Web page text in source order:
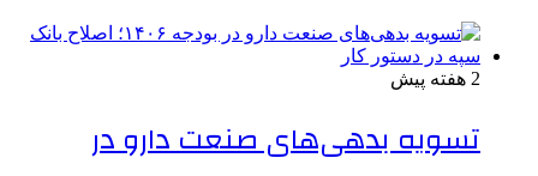
2 هفته پیش
تسویه بدهی‌های صنعت دارو در